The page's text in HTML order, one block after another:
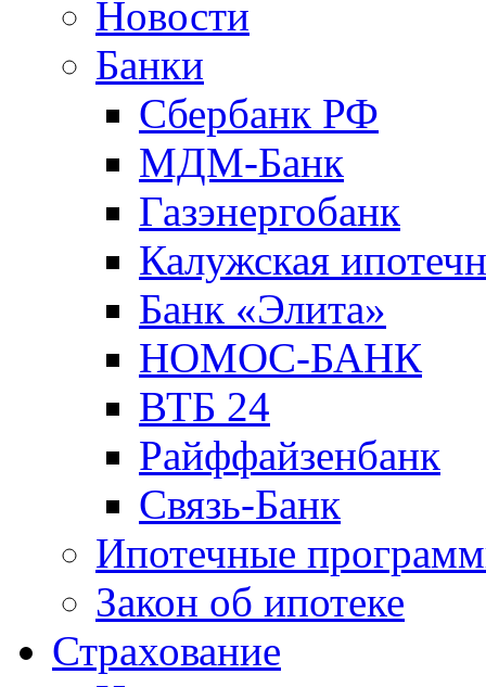
Новости
Банки
Сбербанк РФ
МДМ-Банк
Газэнергобанк
Калужская
Банк «Элита»
НОМОС-БАНК
ВТБ 24
Райффайзенбанк
Связь-Банк
Ипотечные
Закон об ипотеке
Страхование